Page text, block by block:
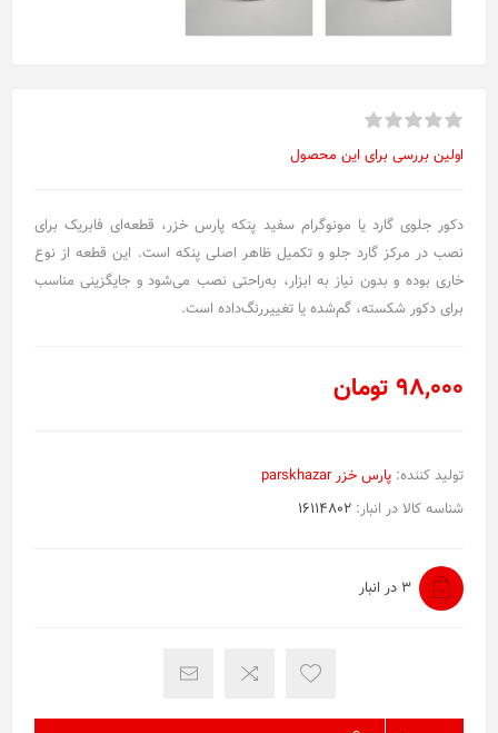
اولین بررسی برای این محصول
دکور جلوی گارد یا مونوگرام سفید پنکه پارس خزر، قطعه‌ای فابریک برای
نصب در مرکز گارد جلو و تکمیل ظاهر اصلی پنکه است. این قطعه از نوع
خاری بوده و بدون نیاز به ابزار، به‌راحتی نصب می‌شود و جایگزینی مناسب
برای دکور شکسته، گم‌شده یا تغییررنگ‌داده است.
98,000 تومان
تولید کننده: پارس خزر parskhazar
شناسه کالا در انبار: 16114802
3 در انبار